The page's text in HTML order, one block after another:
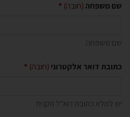
שם משפחה (חובה)
שם משפחה
כתובת דואר אלקטרוני (חובה)
יש למלא כתובת דוא"ל תקנית